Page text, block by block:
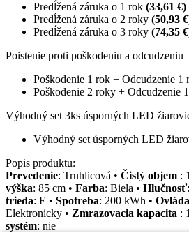
Predĺžená záruka o 1 rok (33,61 €)
Predĺžená záruka o 2 roky (50,93
Predĺžená záruka o 3 roky (74,35
Poistenie proti poškodeniu a odcudzeniu
Poškodenie 1 rok + Odcudzenie 1
Poškodenie 2 roky + Odcudzenie
Výhodný set 3ks úsporných LED
Výhodný set úsporných LED
Popis produktu:
Prevedenie: Truhlicová • Čistý objem :
výška: 85 cm • Farba: Biela • Hlučnosť
trieda: E • Spotreba: 200 kWh •
Elektronicky • Zmrazovacia kapacita :
systém: nie